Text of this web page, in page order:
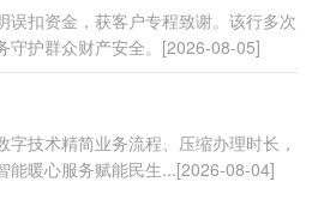
扣资金，获客户专程致谢。该行多次
护群众财产安全。 [2026-08-05]
技术精简业务流程、压缩办理时长，
能暖心服务赋能民生...[2026-08-04]